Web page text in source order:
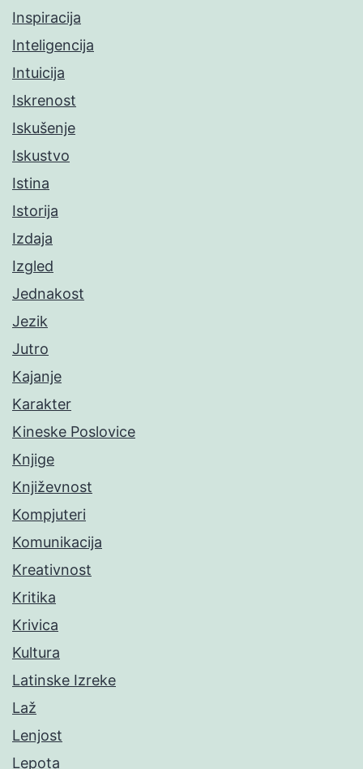
Inspiracija
Inteligencija
Intuicija
Iskrenost
Iskušenje
Iskustvo
Istina
Istorija
Izdaja
Izgled
Jednakost
Jezik
Jutro
Kajanje
Karakter
Kineske Poslovice
Knjige
Književnost
Kompjuteri
Komunikacija
Kreativnost
Kritika
Krivica
Kultura
Latinske Izreke
Laž
Lenjost
Lepota